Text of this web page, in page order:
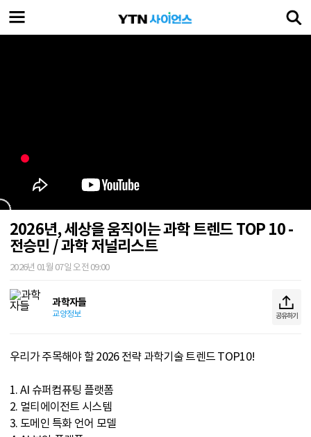
2026년, 세상을 움직이는 과학 트렌드 TOP 10 -
전승민 / 과학 저널리스트
2026년 01월 07일 오전 09:00
과학자들
교양정보 공유하기
우리가 주목해야 할 2026 전략 과학기술 트렌드 TOP10!
1. AI 슈퍼컴퓨팅 플랫폼
2. 멀티에이전트 시스템
3. 도메인 특화 언어 모델